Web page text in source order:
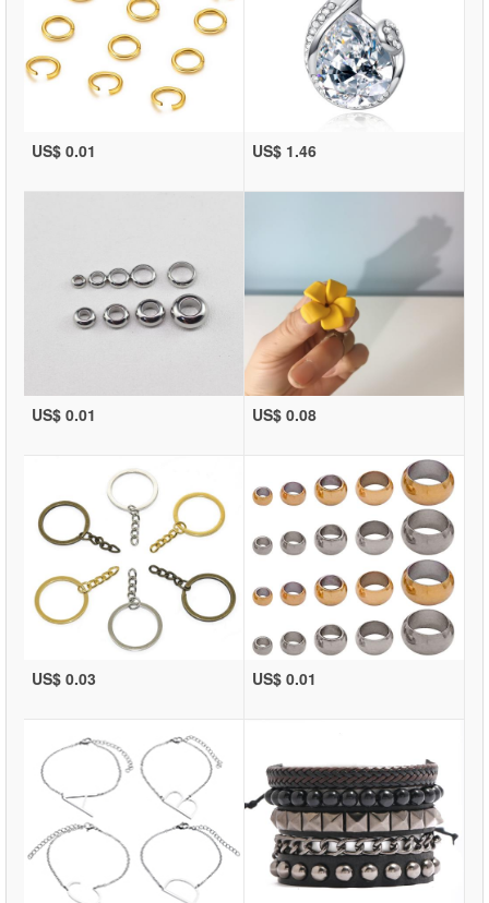
US$ 0.01 US$ 1.46
US$ 0.01 US$ 0.08
US$ 0.03 US$ 0.01